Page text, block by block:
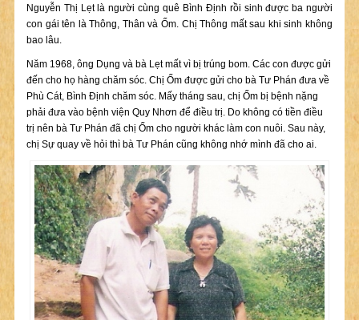
Nguyễn Thị Lẹt là người cùng quê Bình Định rồi sinh được ba người
con gái tên là Thông, Thân và Ốm. Chị Thông mất sau khi sinh không
bao lâu.
Năm 1968, ông Dụng và bà Lẹt mất vì bị trúng bom. Các con được gửi
đến cho họ hàng chăm sóc. Chị Ốm được gửi cho bà Tư Phán đưa về
Phù Cát, Bình Định chăm sóc. Mấy tháng sau, chị Ốm bị bệnh nặng
phải đưa vào bệnh viện Quy Nhơn để điều trị. Do không có tiền điều
trị nên bà Tư Phán đã chị Ốm cho người khác làm con nuôi. Sau này,
chị Sự quay về hỏi thì bà Tư Phán cũng không nhớ mình đã cho ai.